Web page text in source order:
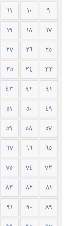
٩
١٠ ١١
١٧
١٨ ١٩
٢٥
٢٦ ٢٧
٣٣
٣٤ ٣٥
٤١
٤٢ ٤٣
٤٩
٥٠ ٥١
٥٧
٥٨ ٥٩
٦٥
٦٦ ٦٧
٧٣
٧٤ ٧٥
٨١
٨٢ ٨٣
٨٩
٩٠ ٩١